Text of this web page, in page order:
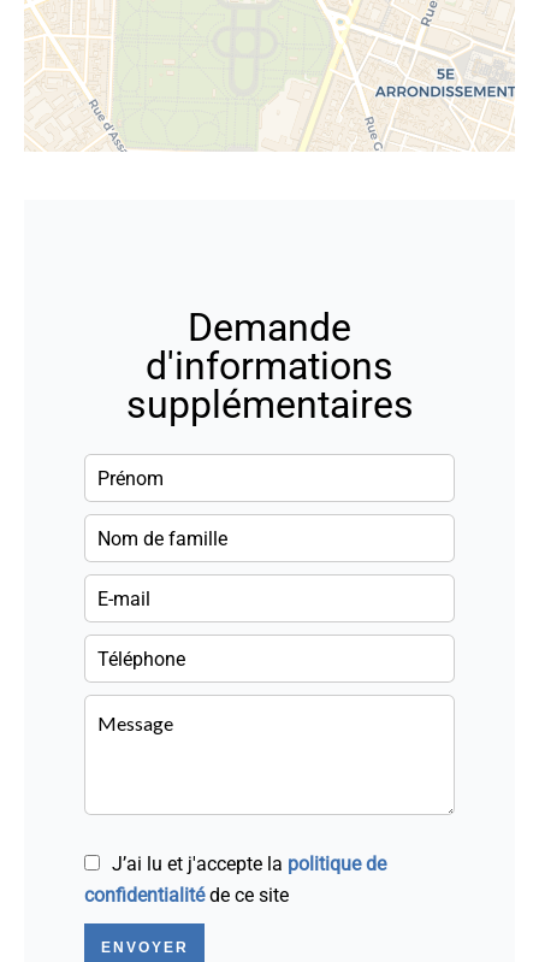
Demande
d'informations
supplémentaires
J’ai lu et j'accepte la politique de
confidentialitéde ce site
ENVOYER